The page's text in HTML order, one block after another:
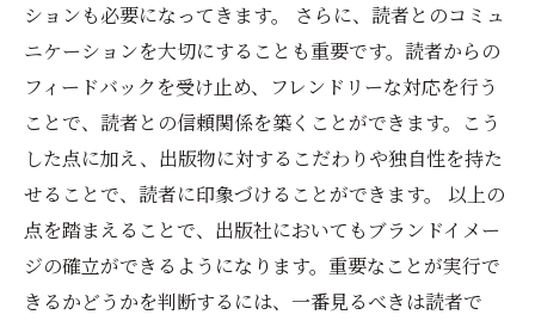
ションも必要になってきます。 さらに、読者とのコミュ
ニケーションを大切にすることも重要です。読者からの
フィードバックを受け止め、フレンドリーな対応を行う
ことで、読者との信頼関係を築くことができます。こう
した点に加え、出版物に対するこだわりや独自性を持た
せることで、読者に印象づけることができます。 以上の
点を踏まえることで、出版社においてもブランドイメー
ジの確立ができるようになります。重要なことが実行で
きるかどうかを判断するには、一番見るべきは読者で